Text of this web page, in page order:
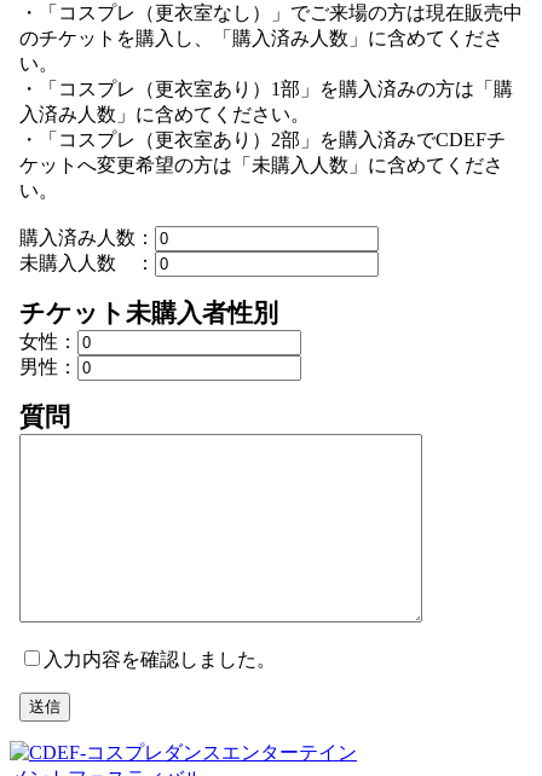
・「コスプレ（更衣室なし）」でご来場の方は現在販売中
のチケットを購入し、「購入済み人数」に含めてくださ
い。
・「コスプレ（更衣室あり）1部」を購入済みの方は「購
入済み人数」に含めてください。
・「コスプレ（更衣室あり）2部」を購入済みでCDEFチ
ケットへ変更希望の方は「未購入人数」に含めてくださ
い。
購入済み人数：
未購入人数 ：
チケット未購入者性別
女性：
男性：
質問
入力内容を確認しました。